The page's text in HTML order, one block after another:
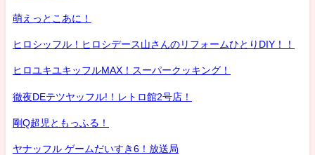
萌えっとこあに！
ヒロシッフル！ヒロシデース山さんのリフォームひとりDIY！！
ヒロユキユキッフルMAX！スーパークッキング！
徹夜DEテツヤッフル!！レトロ館2号店！
剛Q超児ともっふる！
ヤナッフル ゲームだいすき6！放送局